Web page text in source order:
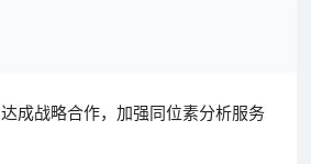
成战略合作，加强同位素分析服务